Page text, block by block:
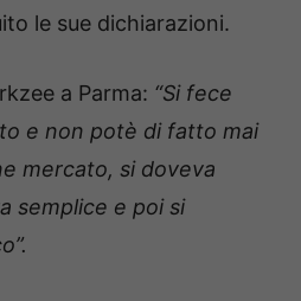
le sue dichiarazioni.
a Parma: “Si fece
e non potè di fatto mai
mercato, si doveva
semplice e poi si